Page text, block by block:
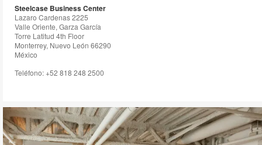
Steelcase Business Center
Lazaro Cardenas 2225
Valle Oriente, Garza García
Torre Latitud 4th Floor
Monterrey, Nuevo León 66290
México
Teléfono: +52 818 248 2500